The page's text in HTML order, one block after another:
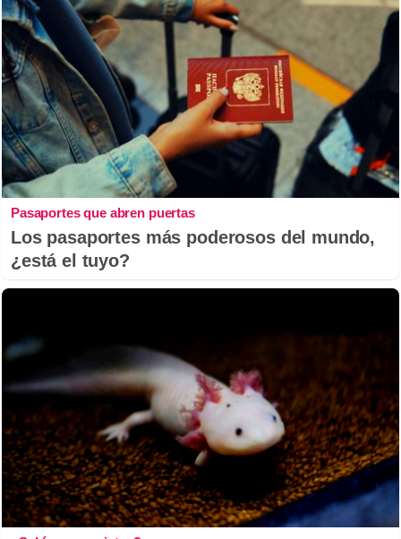
Pasaportes que abren puertas
Los pasaportes más poderosos del mundo,
¿está el tuyo?